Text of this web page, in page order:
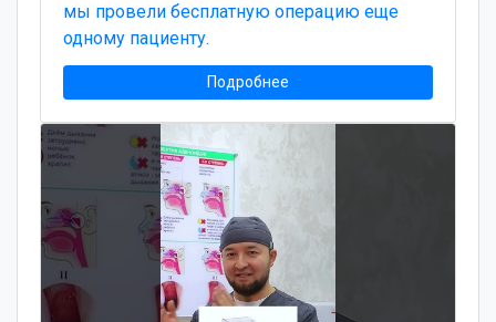
мы провели бесплатную операцию еще
одному пациенту.
Подробнее